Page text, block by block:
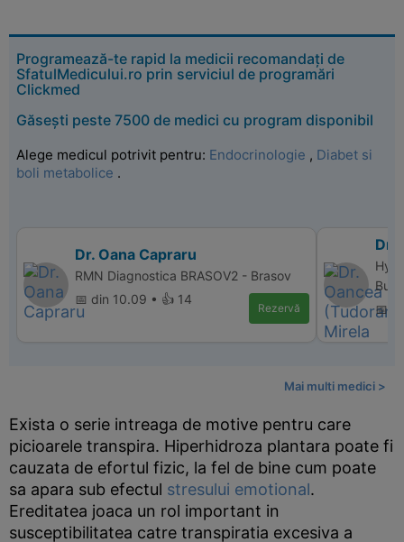
Programează-te rapid la medicii recomandați de
SfatulMedicului.ro prin serviciul de programări
Clickmed
Găsești peste 7500 de medici cu program disponibil
Alege medicul potrivit pentru: Endocrinologie , Diabet si
boli metabolice .
Dr. Oana Capraru
RMN Diagnostica BRASOV2 - Brasov
📅 din 10.09 • 👍 14
Rezervă
Dr.
📅
Mai multi medici >
Exista o serie intreaga de motive pentru care
picioarele transpira. Hiperhidroza plantara poate fi
cauzata de efortul fizic, la fel de bine cum poate
sa apara sub efectul stresului emotional.
Ereditatea joaca un rol important in
susceptibilitatea catre transpiratia excesiva a